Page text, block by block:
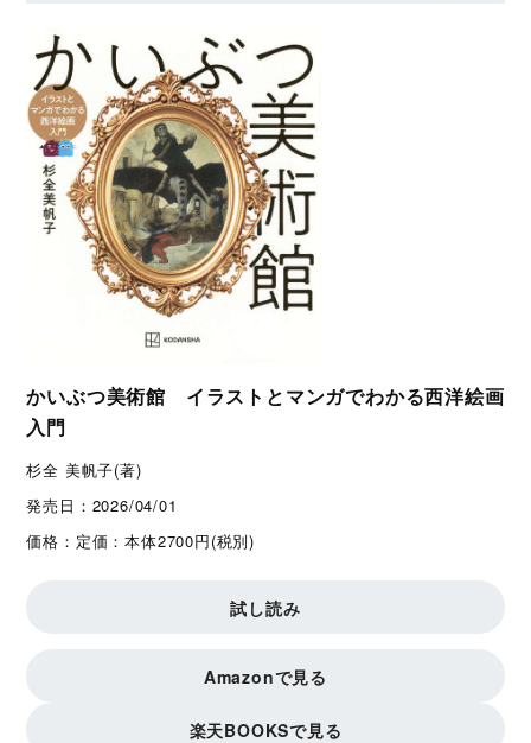
かいぶつ美術館 イラストとマンガでわかる西洋絵画
入門
杉全 美帆子(著)
発売日： 2026/04/01
価格： 定価：本体2700円(税別)
試し読み
Amazonで見る
楽天BOOKSで見る